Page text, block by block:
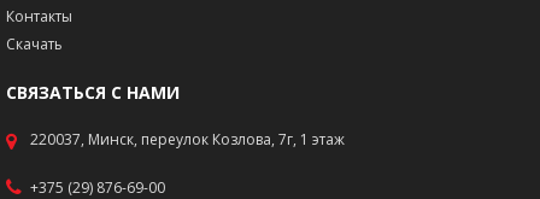
Контакты
Скачать
СВЯЗАТЬСЯ С НАМИ
220037, Минск, переулок Козлова, 7г, 1 этаж
+375 (29) 876-69-00